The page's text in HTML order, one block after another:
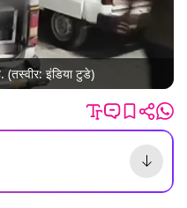
(तस्वीर: इंडिया टुडे)